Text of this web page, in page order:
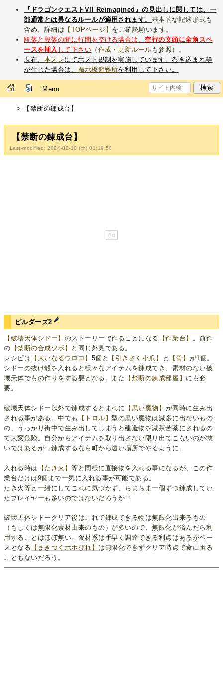
『ドラゴンクエストVII Reimagined』の見出しに関しては、一
部通常とは異なるルールが適用されます。 基本的な記述形式も
含め、詳細は 【TOPページ】 をご確認願います。
段落と段落の間に行間を空ける場合は、 空行の文頭に全角スペ
ースを挿入 して下さい （ 作成・更新ルール も参照）。
現在、 本スレにてホスト規制を実施しています。巻き込まれ等
が生じた場合は、掲示板避難所を利用して下さい。
Menu
> 【禁断の錬成台】
【禁断の錬成台】
Last-modified: 2024-02-10 (土) 01:19:58
ビルダーズ2
【破壊天体シドー】 のストーリーで作ることになる 【作業台】
。前作
の 【禁断の合成ツボ】
と同じ外見である。
レシピは 【大いなるウロコ】 5個と 【引きさく小爪】 と 【骨】 が1個。
シドーの抜け殻を入れると様々なアイテムを錬成でき、素材のない破
壊天体でもの作りをする要となる。また 【禁断の錬成部屋】 にも必
要。
破壊天体シドー以外で錬成するとまれに 【黒い魔物】 が同時に生み出
される事がある。中でも
【トロル】型の黒い魔物は滅多に出ないもの
の、うっかり街中で生み出してしまうと建造物を滅茶苦茶にされるの
で大変危険。自分からアイテムを取り出さない限り出てこないのが救
いではあるが…錬成するなら町から遠い場所でやるように。
入れる時は 【たき火】等と同様に直接物を入れる事になるが、この作
業台だけは9個まで一気に入れる事が可能である。
たき火等と一緒にしてこれに気づかず、ちまちま一個ずつ錬成してい
たプレイヤーも多いのではないだろうか？
破壊天体シドークリア後はこれで錬成できる物は無限化出来るもの
（もしくは無限化素材由来のもの）が多いので、無限化が済んだら利
用することはほぼ無い。食材系は手早く調達できる利点はあるがベー
スとなる 【まきつくホホびれ】 は無限化できずクリア時点で食に困る
こともないだろう。